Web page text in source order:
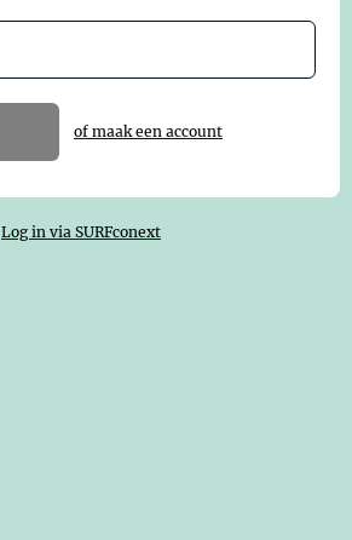
of maak een account
Log in via SURFconext